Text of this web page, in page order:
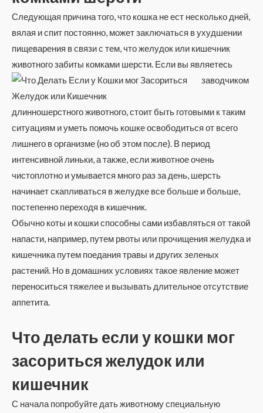
Следующая причина того, что кошка не ест несколько дней,
вялая и спит постоянно, может заключаться в ухудшении
пищеварения в связи с тем, что желудок или кишечник
животного забиты комками шерсти. Если вы являетесь
заводчиком
длинношерстного животного, стоит быть готовыми к таким
ситуациям и уметь помочь кошке освободиться от всего
лишнего в организме (но об этом после). В период
интенсивной линьки, а также, если животное очень
чистоплотно и умывается много раз за день, шерсть
начинает скапливаться в желудке все больше и больше,
постепенно переходя в кишечник.
Обычно коты и кошки способны сами избавляться от такой
напасти, например, путем рвоты или прочищения желудка и
кишечника путем поедания травы и других зеленых
растений. Но в домашних условиях такое явление может
переноситься тяжелее и вызывать длительное отсутствие
аппетита.
Что делать если у кошки мог
засориться желудок или
кишечник
С начала попробуйте дать животному специальную